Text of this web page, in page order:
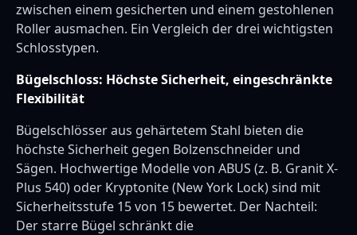
zwischen einem gesicherten und einem gestohlenen
Roller ausmachen. Ein Vergleich der drei wichtigsten
Schlosstypen.
Bügelschloss: Höchste Sicherheit, eingeschränkte
Flexibilität
Bügelschlösser aus gehärtetem Stahl bieten die
höchste Sicherheit gegen Bolzenschneider und
Sägen. Hochwertige Modelle von ABUS (z. B. Granit X-
Plus 540) oder Kryptonite (New York Lock) sind mit
Sicherheitsstufe 15 von 15 bewertet. Der Nachteil:
Der starre Bügel schränkt die